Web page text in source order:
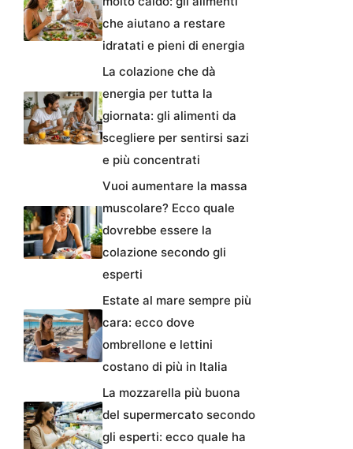
che aiutano a restare
idratati e pieni di energia
La colazione che dà
energia per tutta la
giornata: gli alimenti da
scegliere per sentirsi sazi
e più concentrati
Vuoi aumentare la massa
muscolare? Ecco quale
dovrebbe essere la
colazione secondo gli
esperti
Estate al mare sempre più
cara: ecco dove
ombrellone e lettini
costano di più in Italia
La mozzarella più buona
del supermercato secondo
gli esperti: ecco quale ha